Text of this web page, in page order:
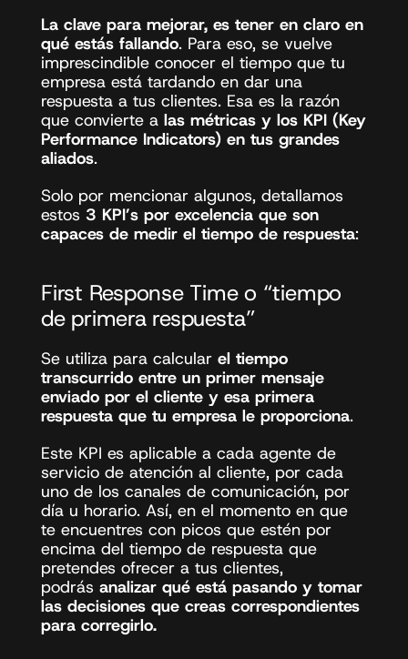
La clave para mejorar, es tener en claro en
qué estás fallando. Para eso, se vuelve
imprescindible conocer el tiempo que tu
empresa está tardando en dar una
respuesta a tus clientes. Esa es la razón
que convierte a las métricas y los KPI (Key
Performance Indicators) en tus grandes
aliados.
Solo por mencionar algunos, detallamos
estos 3 KPI’s por excelencia que son
capaces de medir el tiempo de respuesta:
First Response Time o “tiempo
de primera respuesta”
Se utiliza para calcular el tiempo
transcurrido entre un primer mensaje
enviado por el cliente y esa primera
respuesta que tu empresa le proporciona.
Este KPI es aplicable a cada agente de
servicio de atención al cliente, por cada
uno de los canales de comunicación, por
día u horario. Así, en el momento en que
te encuentres con picos que estén por
encima del tiempo de respuesta que
pretendes ofrecer a tus clientes,
podrás analizar qué está pasando y tomar
las decisiones que creas correspondientes
para corregirlo.